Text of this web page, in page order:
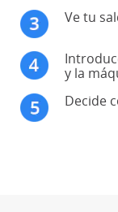
Ve tu
y la
Decide